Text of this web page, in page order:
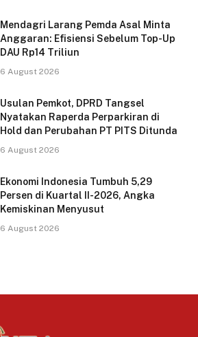
Mendagri Larang Pemda Asal Minta
Anggaran: Efisiensi Sebelum Top-Up
DAU Rp14 Triliun
6 August 2026
Usulan Pemkot, DPRD Tangsel
Nyatakan Raperda Perparkiran di
Hold dan Perubahan PT PITS Ditunda
6 August 2026
Ekonomi Indonesia Tumbuh 5,29
Persen di Kuartal II-2026, Angka
Kemiskinan Menyusut
6 August 2026